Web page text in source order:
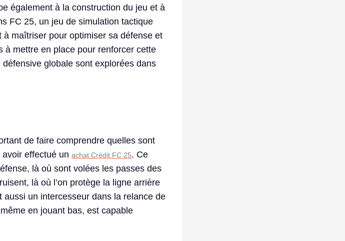
également à la construction du jeu et à
FC 25, un jeu de simulation tactique
maîtriser pour optimiser sa défense et
à mettre en place pour renforcer cette
globale sont explorées dans
de faire comprendre quelles sont
avoir effectué un achat Crédit FC 25. Ce
là où sont volées les passes des
là où l’on protège la ligne arrière
aussi un intercesseur dans la relance de
en jouant bas, est capable